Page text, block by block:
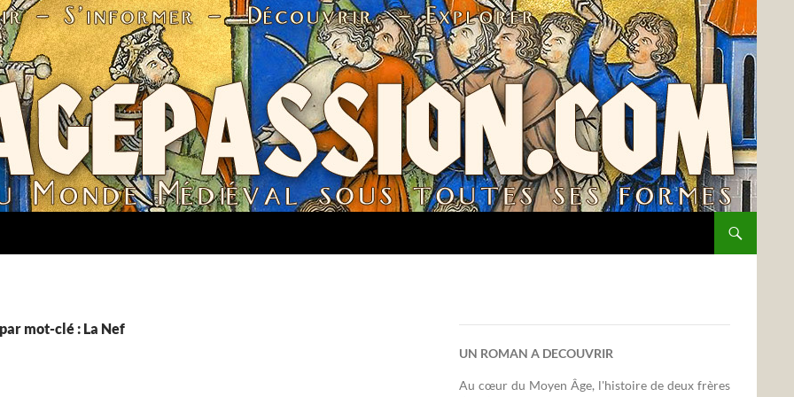
mot-clé : La Nef
UN ROMAN A DECOUVRIR
Au cœur du Moyen Âge, l'histoire de deux frères